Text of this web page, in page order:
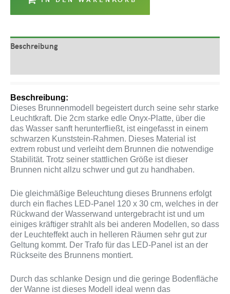
Beschreibung
Beschreibung:
Dieses Brunnenmodell begeistert durch seine sehr starke
Leuchtkraft. Die 2cm starke edle Onyx-Platte, über die
das Wasser sanft herunterfließt, ist eingefasst in einem
schwarzen Kunststein-Rahmen. Dieses Material ist
extrem robust und verleiht dem Brunnen die notwendige
Stabilität. Trotz seiner stattlichen Größe ist dieser
Brunnen nicht allzu schwer und gut zu handhaben.
Die gleichmäßige Beleuchtung dieses Brunnens erfolgt
durch ein flaches LED-Panel 120 x 30 cm, welches in der
Rückwand der Wasserwand untergebracht ist und um
einiges kräftiger strahlt als bei anderen Modellen, so dass
der Leuchteffekt auch in helleren Räumen sehr gut zur
Geltung kommt. Der Trafo für das LED-Panel ist an der
Rückseite des Brunnens montiert.
Durch das schlanke Design und die geringe Bodenfläche
der Wanne ist dieses Modell ideal wenn das